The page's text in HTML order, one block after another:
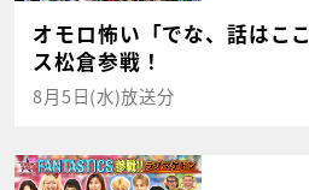
オモロ怖い「でな、話はこ
ス松倉参戦！
8月5日(水)放送分